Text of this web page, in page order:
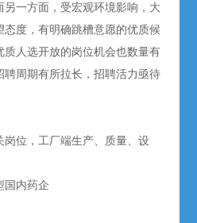
一方面，受宏观环境影响，大
度，有明确跳槽意愿的优质候
人选开放的岗位机会也数量有
聘周期有所拉长，招聘活力亟待
岗位，工厂端生产、质量、设
国内药企